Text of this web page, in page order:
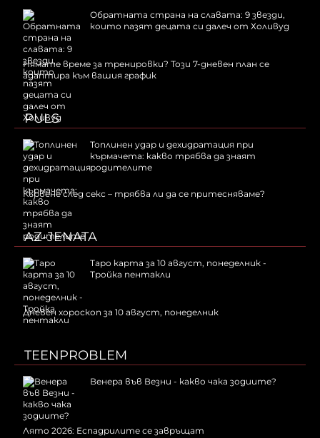
Обратната страна на славата: 9 звезди,
които пазят децата си далеч от Холивуд
Нямате време за тренировки? Този 7-дневен план се
адаптира към вашия график
PULS
Топлинен удар и дехидратация при
кърмачета: какво трябва да знаят
родителите
Кървене след секс – трябва ли да се притесняваме?
AZ-JENATA
Таро карта за 10 август, понеделник -
Тройка пентакли
Дневен хороскоп за 10 август, понеделник
TEENPROBLEM
Венера във Везни - какво чака зодиите?
Лято 2026: Еспадрилите се завръщат